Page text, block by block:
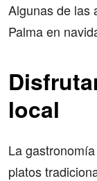
Algunas de las
Palma en
local
La
platos